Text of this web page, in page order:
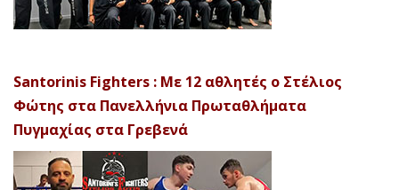
Santorinis Fighters : Με 12 αθλητές ο Στέλιος
Φώτης στα Πανελλήνια Πρωταθλήματα
Πυγμαχίας στα Γρεβενά